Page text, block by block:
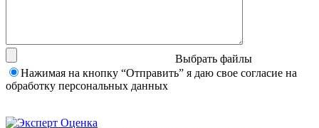
Выбрать файлы
Нажимая на кнопку “Отправить” я даю свое согласие на
обработку персональных данных